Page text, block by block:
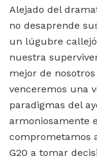
Alejado del
no desaprende
un lúgubre
nuestra
mejor de
venceremos una
paradigmas del
armoniosamente
comprometamos
G20 a tomar